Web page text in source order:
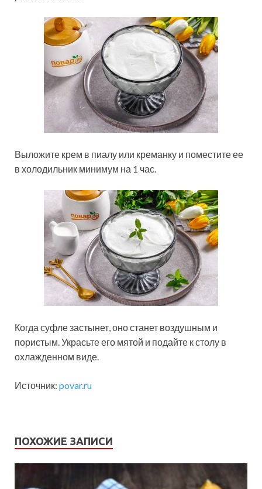
Выложите крем в пиалу или креманку и поместите ее
в холодильник минимум на 1 час.
Когда суфле застынет, оно станет воздушным и
пористым. Украсьте его мятой и подайте к столу в
охлажденном виде.
Источник: povar.ru
ПОХОЖИЕ ЗАПИСИ